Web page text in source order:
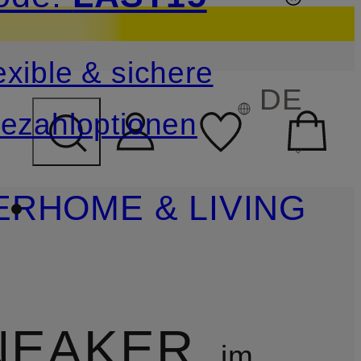
ÜBERSPRINGEN
& sichere
DE
HOME & LIVING